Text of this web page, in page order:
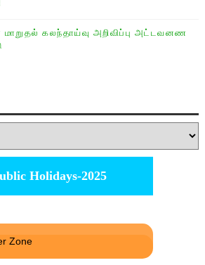
மாறுதல் கலந்தாய்வு அறிவிப்பு அட்டவனண
Holidays-2025
Zone